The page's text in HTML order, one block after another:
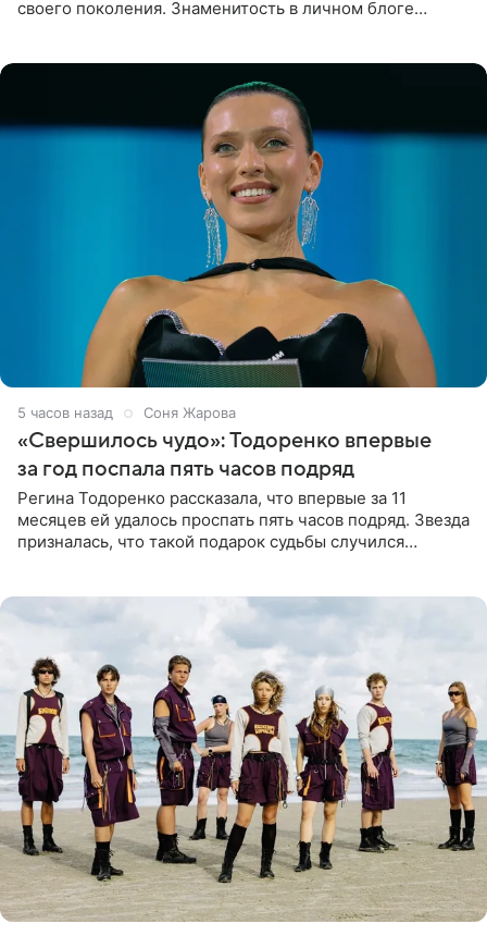
своего поколения. Знаменитость в личном блоге
5 часов назад Соня Жарова
«Свершилось чудо»: Тодоренко впервые
за год поспала пять часов подряд
Регина Тодоренко рассказала, что впервые за 11
месяцев ей удалось проспать пять часов подряд. Звезда
призналась, что такой подарок судьбы случился